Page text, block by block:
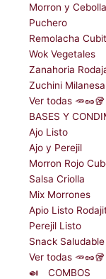
Morron y
Puchero
Remolacha
Wok Vegetales
Zanahoria
Zuchini Milanesa
Ver todas 🥕🥜🥡
BASES Y
Ajo Listo
Ajo y Perejil
Morron Rojo
Salsa Criolla
Mix Morrones
Apio Listo
Perejil Listo
Snack Saludable
Ver todas 🥕🥜🥡
🍛ﾠCOMBOS